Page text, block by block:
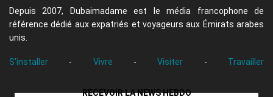
Depuis 2007, Dubaimadame est le média francophone de
référence dédié aux expatriés et voyageurs aux Émirats arabes
unis.
S'installer - Vivre - Visiter - Travailler
RECEVOIR LA NEWS HEBDO